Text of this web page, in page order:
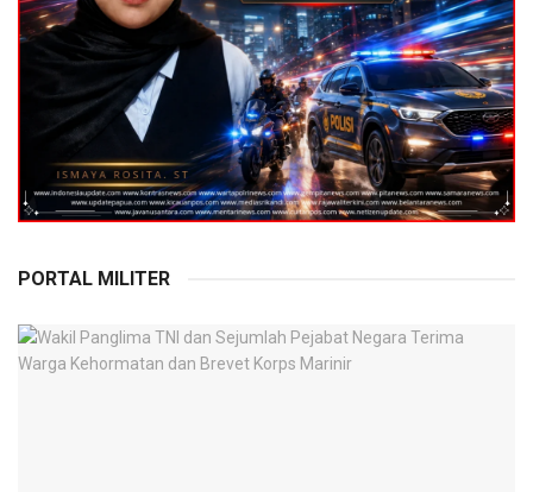
PORTAL MILITER